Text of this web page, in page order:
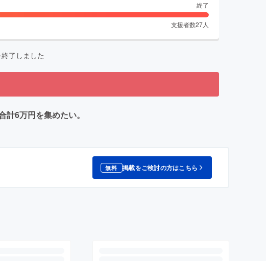
終了
支援者数27人
了しました
6万円を集めたい。
無料 掲載をご検討の方はこちら